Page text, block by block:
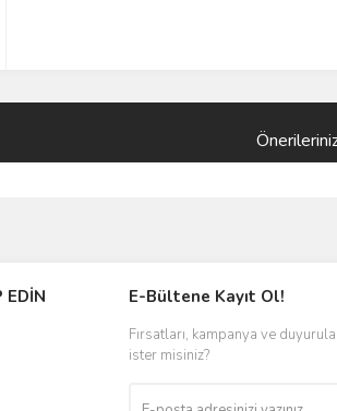
EDİN E-Bültene Kayıt Ol!
Fırsatları, kampanya ve
ister misiniz?